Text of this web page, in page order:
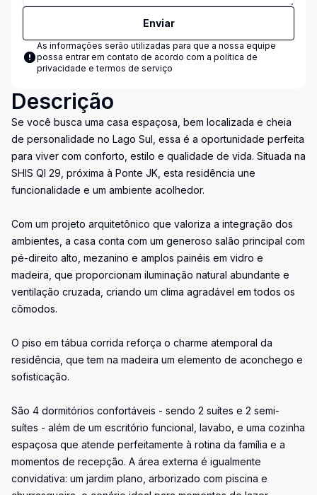
Enviar
As informações serão utilizadas para que a nossa equipe
possa entrar em contato de acordo com a política de
privacidade e termos de serviço
Descrição
Se você busca uma casa espaçosa, bem localizada e cheia
de personalidade no Lago Sul, essa é a oportunidade perfeita
para viver com conforto, estilo e qualidade de vida. Situada na
SHIS QI 29, próxima à Ponte JK, esta residência une
funcionalidade e um ambiente acolhedor.
Com um projeto arquitetônico que valoriza a integração dos
ambientes, a casa conta com um generoso salão principal com
pé-direito alto, mezanino e amplos painéis em vidro e
madeira, que proporcionam iluminação natural abundante e
ventilação cruzada, criando um clima agradável em todos os
cômodos.
O piso em tábua corrida reforça o charme atemporal da
residência, que tem na madeira um elemento de aconchego e
sofisticação.
São 4 dormitórios confortáveis - sendo 2 suítes e 2 semi-
suítes - além de um escritório funcional, lavabo, e uma cozinha
espaçosa que atende perfeitamente à rotina da família e a
momentos de recepção. A área externa é igualmente
convidativa: um jardim plano, arborizado com piscina e